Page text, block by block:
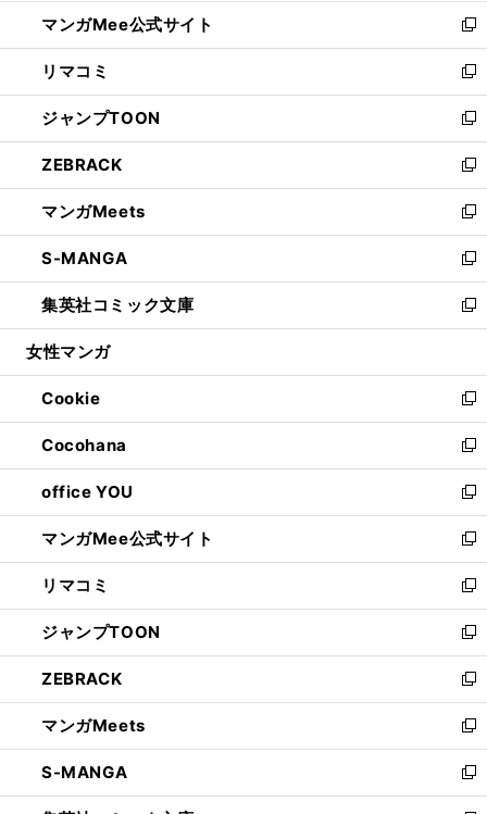
く
ド
ウ
で
開
く
ウ
ィ
ン
ド
ウ
で
開
く
し
い
ウ
ィ
ン
ド
ウ
で
開
く
マンガMee公式サイト
新
し
い
ウ
ィ
ン
ド
ウ
で
開
く
リマコミ
新
し
い
ウ
ィ
ン
ド
ウ
で
開
く
ジャンプTOON
新
し
い
ウ
ィ
ン
ド
ウ
で
開
ZEBRACK
新
し
い
ウ
ィ
ン
ド
ウ
開
く
マンガMeets
新
し
い
ウ
ィ
ン
ウ
で
開
く
S-MANGA
新
し
い
ウ
ン
ド
ウ
で
開
く
集英社コミック文庫
新
し
ウ
ィ
ン
ド
ウ
で
開
く
女性マンガ
Cookie
新
し
い
ウ
ィ
ン
ド
ウ
で
開
く
Cocohana
新
し
い
ウ
ィ
ン
ド
ウ
で
開
く
office YOU
新
し
い
ウ
ィ
ン
ド
ウ
で
開
く
マンガMee公式サイト
新
し
い
ウ
ィ
ン
ド
ウ
で
開
く
リマコミ
新
し
い
ウ
ィ
ン
ド
ウ
で
開
ジャンプTOON
新
し
い
ウ
ィ
ン
ド
ウ
ZEBRACK
新
し
い
ウ
ィ
ン
マンガMeets
新
し
い
ウ
S-MANGA
新
し